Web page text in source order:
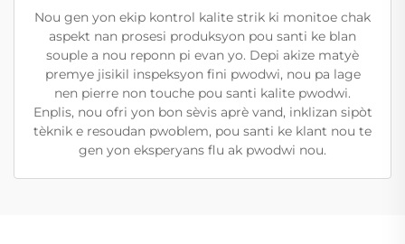
Nou gen yon ekip kontrol kalite strik ki monitoe chak
aspekt nan prosesi produksyon pou santi ke blan
souple a nou reponn pi evan yo. Depi akize matyè
premye jisikil inspeksyon fini pwodwi, nou pa lage
nen pierre non touche pou santi kalite pwodwi.
Enplis, nou ofri yon bon sèvis aprè vand, inklizan sipòt
tèknik e resoudan pwoblem, pou santi ke klant nou te
gen yon eksperyans flu ak pwodwi nou.